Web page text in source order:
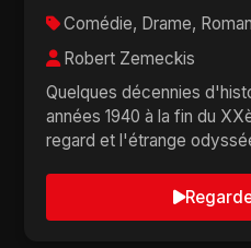
Comédie, Drame,
Robert Zemeckis
Quelques décennies
années 1940 à la fin du
regard et l'étrange